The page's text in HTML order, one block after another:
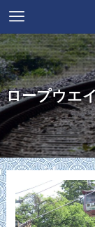
ロープウエ